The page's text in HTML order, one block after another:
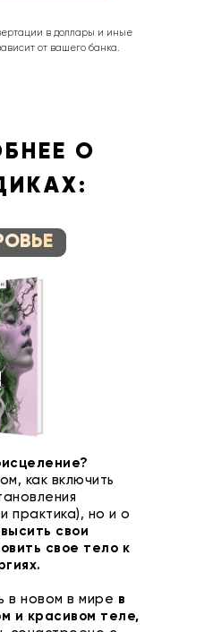
в доллары и иные
от вашего банка.
как включить
практика), но и о
свои
свое тело к
в новом в мире в
и красивом теле,
О